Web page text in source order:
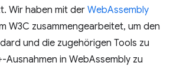
Wir haben mit der WebAssembly
W3C zusammengearbeitet, um den
und die zugehörigen Tools zu
Ausnahmen in WebAssembly zu